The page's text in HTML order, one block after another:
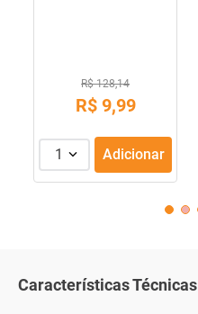
R$ 128,14
R$ 9,99
1 Adicionar
Características Técnicas